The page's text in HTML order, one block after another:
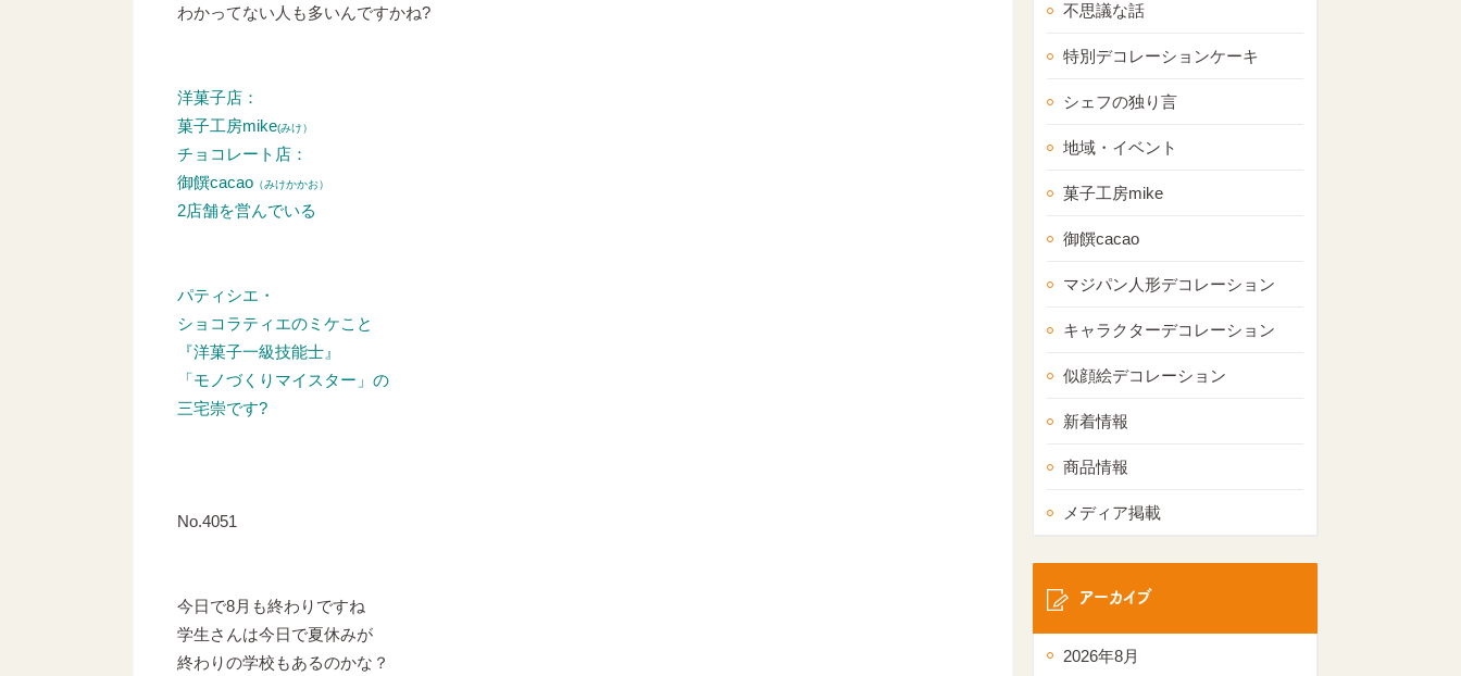
わかってない人も多いんですかね?
洋菓子店：
菓子工房mike(みけ）
チョコレート店：
御饌cacao （みけかかお）
2店舗を営んでいる
パティシエ・
ショコラティエのミケこと
『洋菓子一級技能士』
「モノづくりマイスター」の
三宅崇です?
No.4051
今日で8月も終わりですね
学生さんは今日で夏休みが
終わりの学校もあるのかな？
不思議な話
特別デコレーションケーキ
シェフの独り言
地域・イベント
菓子工房mike
御饌cacao
マジパン人形デコレーション
キャラクターデコレーション
似顔絵デコレーション
新着情報
商品情報
メディア掲載
アーカイブ
2026年8月